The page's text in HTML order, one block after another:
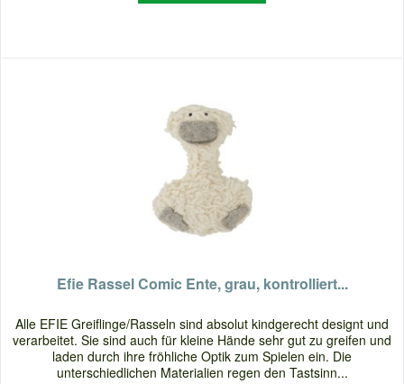
Efie Rassel Comic Ente, grau, kontrolliert...
Alle EFIE Greiflinge/Rasseln sind absolut kindgerecht designt und
verarbeitet. Sie sind auch für kleine Hände sehr gut zu greifen und
laden durch ihre fröhliche Optik zum Spielen ein. Die
unterschiedlichen Materialien regen den Tastsinn...